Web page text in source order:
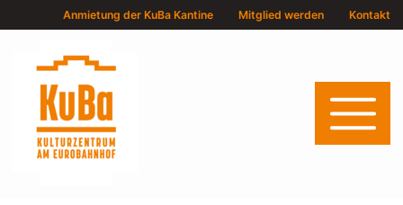
Anmietung der KuBa Kantine Mitglied werden Kontakt